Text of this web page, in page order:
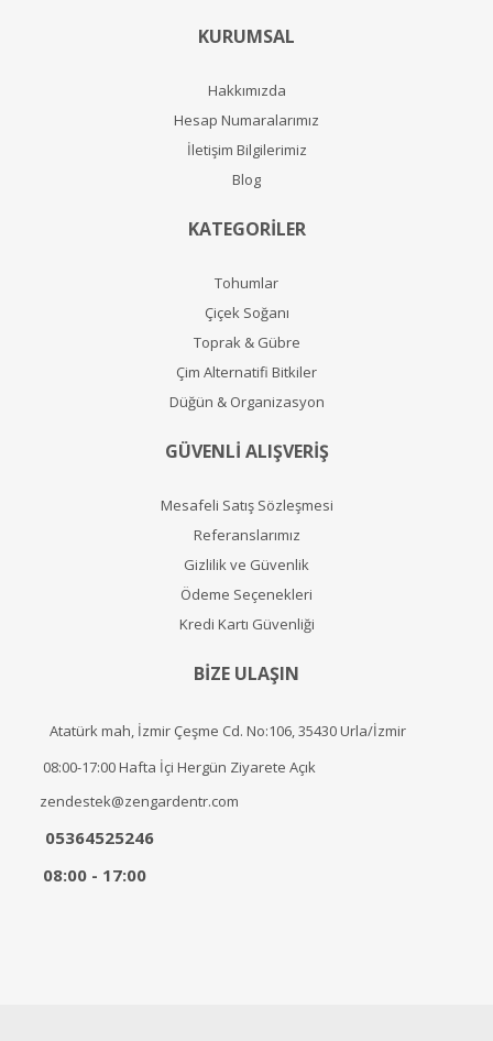
KURUMSAL
Hakkımızda
Hesap Numaralarımız
İletişim Bilgilerimiz
Blog
KATEGORİLER
Tohumlar
Çiçek Soğanı
Toprak & Gübre
Çim Alternatifi Bitkiler
Düğün & Organizasyon
GÜVENLİ ALIŞVERİŞ
Mesafeli Satış Sözleşmesi
Referanslarımız
Gizlilik ve Güvenlik
Ödeme Seçenekleri
Kredi Kartı Güvenliği
BİZE ULAŞIN
Atatürk mah, İzmir Çeşme Cd. No:106, 35430 Urla/İzmir
08:00-17:00 Hafta İçi Hergün Ziyarete Açık
zendestek@zengardentr.com
05364525246
08:00 - 17:00